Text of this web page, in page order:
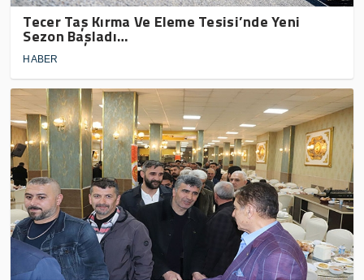
Tecer Taş Kırma Ve Eleme Tesisi’nde Yeni
Sezon Başladı…
HABER